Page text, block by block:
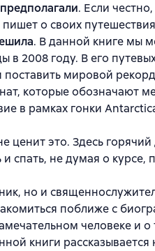
предполагали. Если
о своих
. В данной книге мы
2008 году. В его
поставить мировой
которые обозначают
в рамках гонки
ценит это. Здесь
спать, не думая о курсе,
но и
поближе с
человеке и о
книги рассказывается